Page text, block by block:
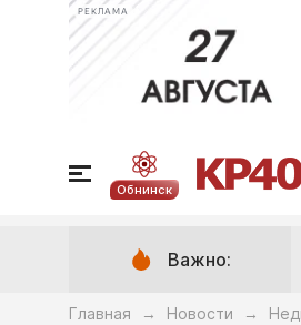
РЕКЛАМА
Обнинск
Важно:
Главная → Новости →